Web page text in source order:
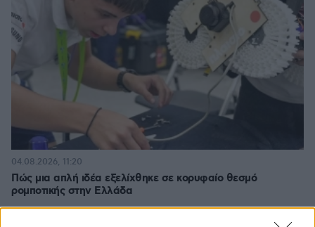
Πώς μια απλή ιδέα εξελίχθηκε σε κορυφαίο θεσμό
ρομποτικής στην Ελλάδα
04.08.2026, 11:20